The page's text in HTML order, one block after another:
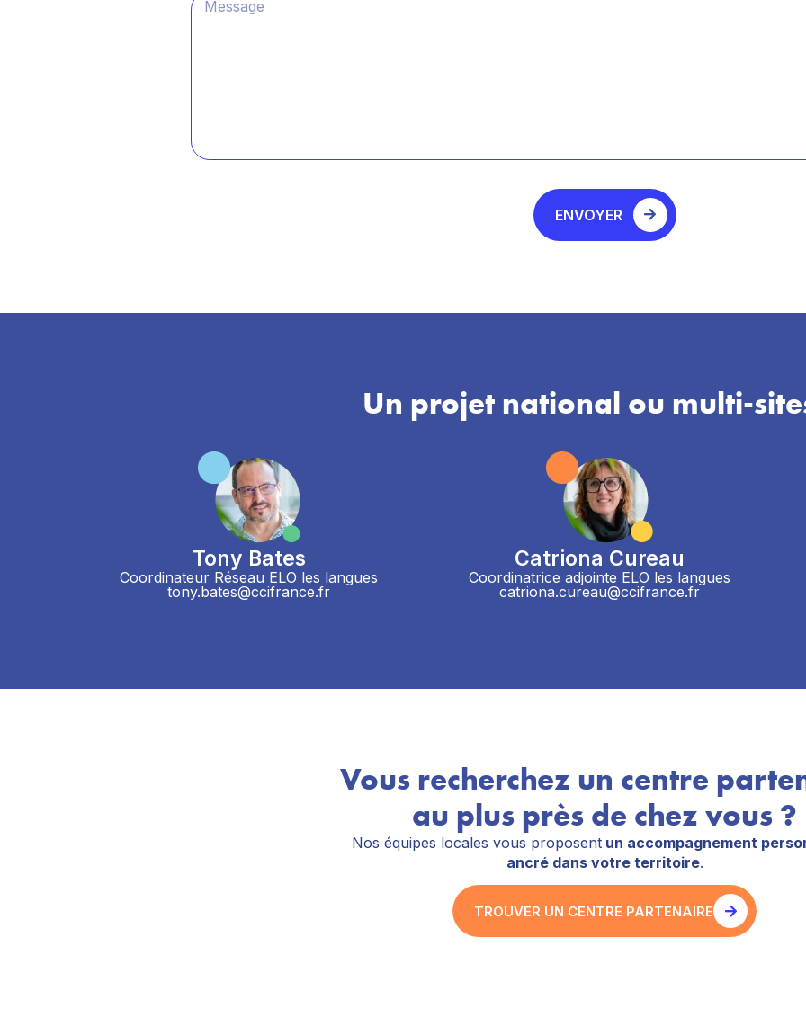
ENVOYER
Un projet national ou multi-
Tony Bates
Coordinateur Réseau ELO les langues
tony.bates@ccifrance.fr
Catriona Cureau
Coordinatrice adjointe ELO les langues
catriona.cureau@ccifrance.fr
Vous recherchez un centre
au plus près de chez vous ?
Nos équipes locales vous proposentun accompagnement
ancré dans votre territoire.
TROUVER UN CENTRE PARTENAIRE